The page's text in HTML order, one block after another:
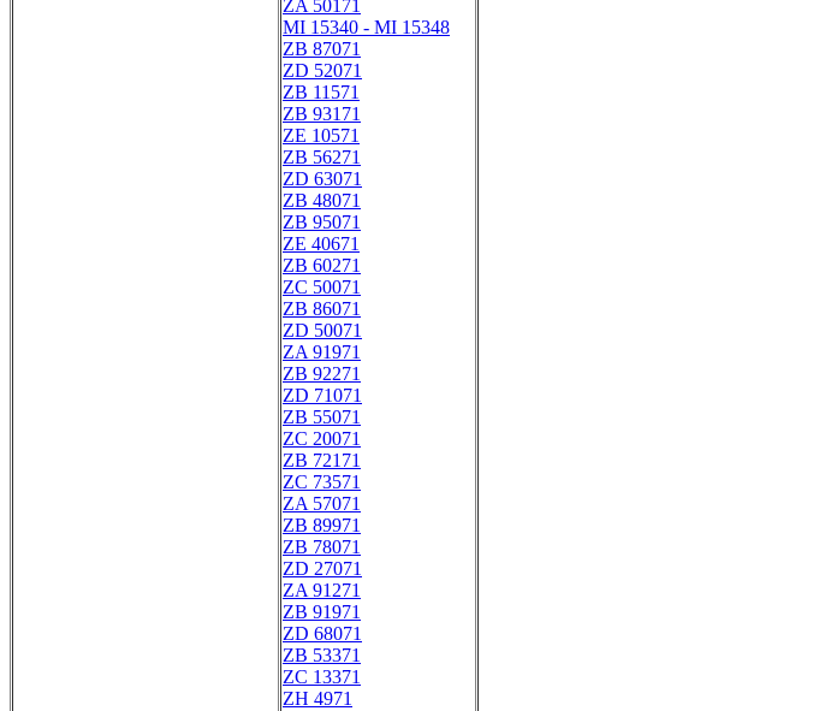
ZA 50171
MI 15340 - MI 15348
ZB 87071
ZD 52071
ZB 11571
ZB 93171
ZE 10571
ZB 56271
ZD 63071
ZB 48071
ZB 95071
ZE 40671
ZB 60271
ZC 50071
ZB 86071
ZD 50071
ZA 91971
ZB 92271
ZD 71071
ZB 55071
ZC 20071
ZB 72171
ZC 73571
ZA 57071
ZB 89971
ZB 78071
ZD 27071
ZA 91271
ZB 91971
ZD 68071
ZB 53371
ZC 13371
ZH 4971